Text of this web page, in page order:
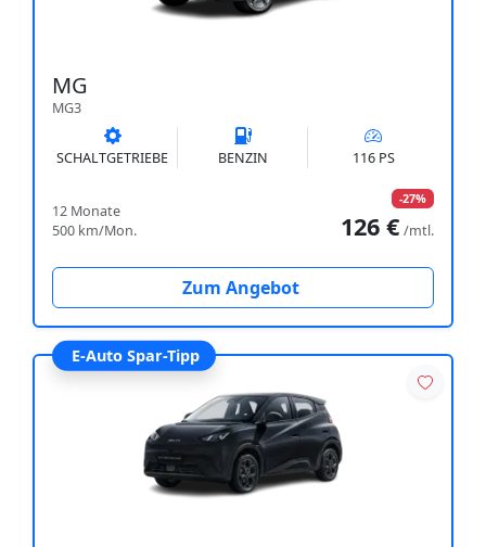
MG
MG3
SCHALTGETRIEBE BENZIN 116 PS
12 Monate
500 km/Mon.
-27%
126 € /mtl.
Zum Angebot
E-Auto Spar-Tipp